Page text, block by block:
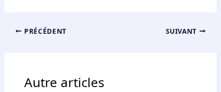
PRÉCÉDENT SUIVANT
Autre articles